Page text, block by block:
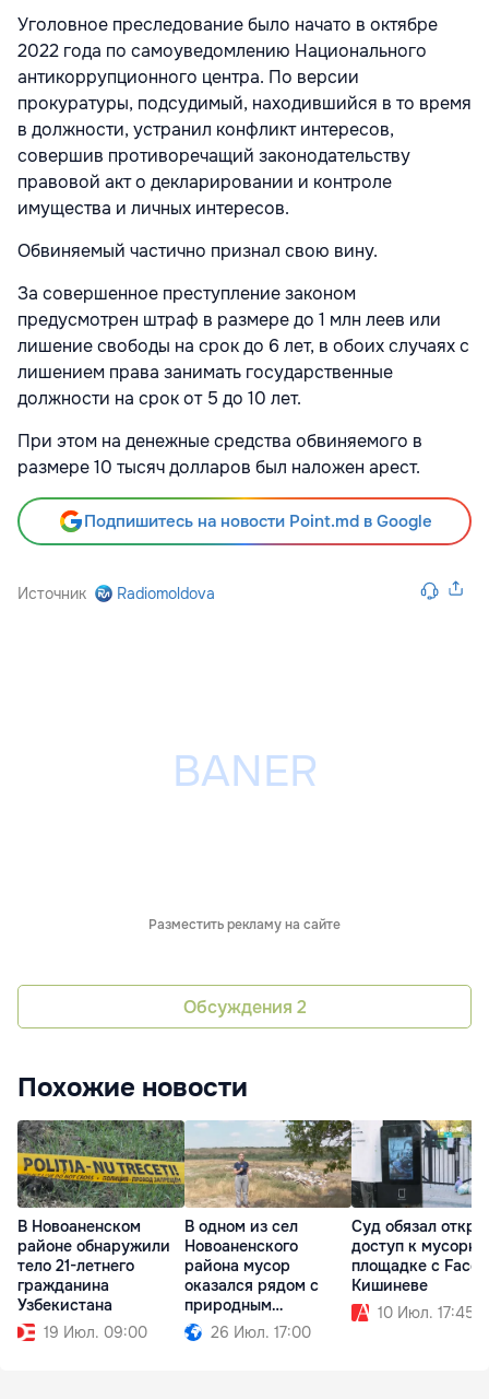
Уголовное преследование было начато в октябре
2022 года по самоуведомлению Национального
антикоррупционного центра. По версии
прокуратуры, подсудимый, находившийся в то время
в должности, устранил конфликт интересов,
совершив противоречащий законодательству
правовой акт о декларировании и контроле
имущества и личных интересов.
Обвиняемый частично признал свою вину.
За совершенное преступление законом
предусмотрен штраф в размере до 1 млн леев или
лишение свободы на срок до 6 лет, в обоих случаях с
лишением права занимать государственные
должности на срок от 5 до 10 лет.
При этом на денежные средства обвиняемого в
размере 10 тысяч долларов был наложен арест.
Подпишитесь на новости Point.md в Google
Источник Radiomoldova
Разместить рекламу на сайте
Обсуждения 2
Похожие новости
В Новоаненском
районе обнаружили
тело 21-летнего
гражданина
Узбекистана
19 Июл. 09:00
В одном из сел
Новоаненского
района мусор
оказался рядом с
природным
памятником
26 Июл. 17:00
Суд обязал
доступ к
площадке с Face
Кишиневе
10 Июл. 17:45